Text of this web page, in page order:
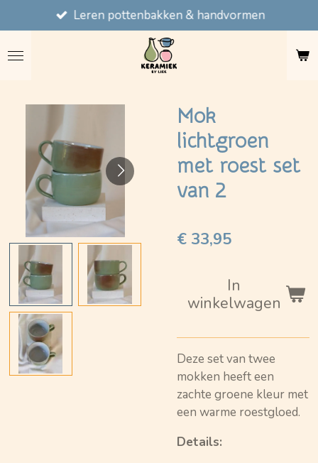
direct
naar
Leren pottenbakken & handvormen
Mok
lichtgroen
met roest set
van 2
€ 33,95
In
winkelwagen
Deze set van twee
mokken heeft een
zachte groene kleur met
een warme roestgloed.
Details: